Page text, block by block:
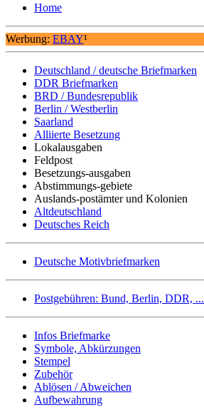
Home
Werbung: EBAY¹
Deutschland / deutsche Briefmarken
DDR Briefmarken
BRD / Bundesrepublik
Berlin / Westberlin
Saarland
Alliierte Besetzung
Lokalausgaben
Feldpost
Besetzungs-ausgaben
Abstimmungs-gebiete
Auslands-postämter und Kolonien
Altdeutschland
Deutsches Reich
Deutsche Motivbriefmarken
Postgebühren: Bund, Berlin, DDR, ...
Infos Briefmarke
Symbole, Abkürzungen
Stempel
Zubehör
Ablösen / Abweichen
Aufbewahrung